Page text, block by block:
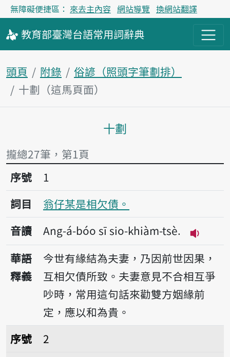
無障礙便捷區： 來去主內容 網站導覽 換網站翻譯
教育部臺灣台語常用詞辭典
頭頁 附錄
俗諺（照頭字筆劃排）
十劃（這馬頁面）
主內容區
十劃
攏總27筆，第1頁
序號1翁仔某是相欠債。
序號
1
詞目
翁仔某是相欠債。
音讀
Ang-á-bóo sī sio-khiàm-tsè.
播放
華語
釋義
今世有緣結為夫妻，乃因前世因果，
互相欠債所致。夫妻意見不合相互爭
吵時，常用這句話來勸雙方姻緣前
定，應以和為貴。
序號2翁某若仝心，烏塗變成金。
序號
2